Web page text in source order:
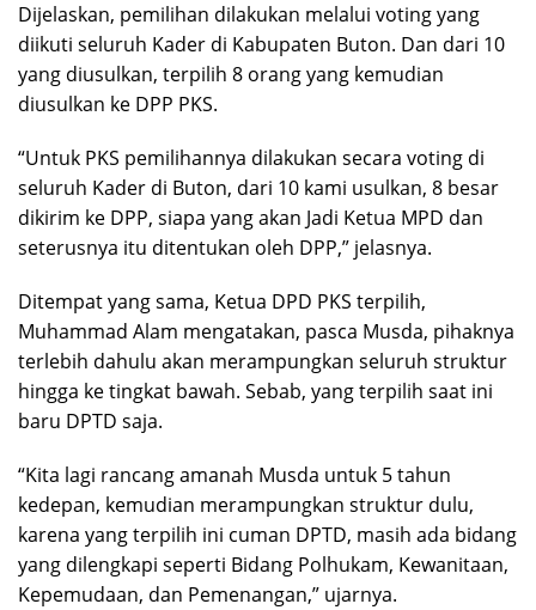
Dijelaskan, pemilihan dilakukan melalui voting yang
diikuti seluruh Kader di Kabupaten Buton. Dan dari 10
yang diusulkan, terpilih 8 orang yang kemudian
diusulkan ke DPP PKS.
“Untuk PKS pemilihannya dilakukan secara voting di
seluruh Kader di Buton, dari 10 kami usulkan, 8 besar
dikirim ke DPP, siapa yang akan Jadi Ketua MPD dan
seterusnya itu ditentukan oleh DPP,” jelasnya.
Ditempat yang sama, Ketua DPD PKS terpilih,
Muhammad Alam mengatakan, pasca Musda, pihaknya
terlebih dahulu akan merampungkan seluruh struktur
hingga ke tingkat bawah. Sebab, yang terpilih saat ini
baru DPTD saja.
“Kita lagi rancang amanah Musda untuk 5 tahun
kedepan, kemudian merampungkan struktur dulu,
karena yang terpilih ini cuman DPTD, masih ada bidang
yang dilengkapi seperti Bidang Polhukam, Kewanitaan,
Kepemudaan, dan Pemenangan,” ujarnya.